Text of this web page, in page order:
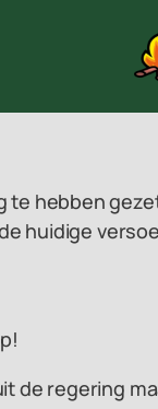
te hebben
huidige
de regering